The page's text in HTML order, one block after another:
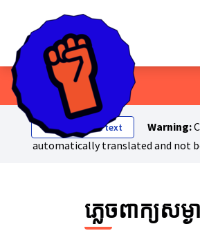
Show original text Warning:
automatically translated and not
ភ្លេចពាក្យសម្